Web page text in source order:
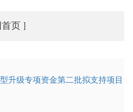
页
升级专项资金第二批拟支持项目